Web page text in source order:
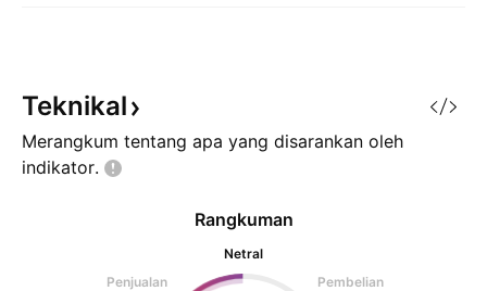
Teknikal
Merangkum tentang apa yang disarankan oleh
indikator.
Rangkuman
Netral
Penjualan
Pembelian